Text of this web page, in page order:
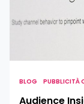
Facebook:
il
target
giusto
BLOG PUBBLICITÀ
Audience